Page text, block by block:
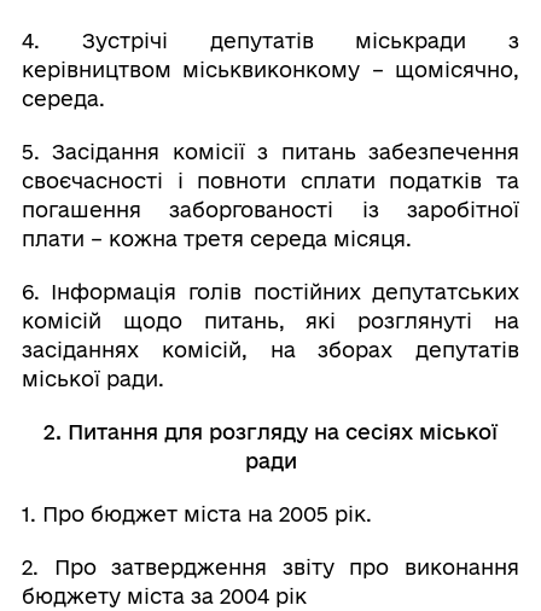
4. Зустрічі депутатів міськради з
керівництвом міськвиконкому – щомісячно,
середа.
5. Засідання комісії з питань забезпечення
своєчасності і повноти сплати податків та
погашення заборгованості із заробітної
плати – кожна третя середа місяця.
6. Інформація голів постійних депутатських
комісій щодо питань, які розглянуті на
засіданнях комісій, на зборах депутатів
міської ради.
2. Питання для розгляду на сесіях міської
ради
1. Про бюджет міста на 2005 рік.
2. Про затвердження звіту про виконання
бюджету міста за 2004 рік